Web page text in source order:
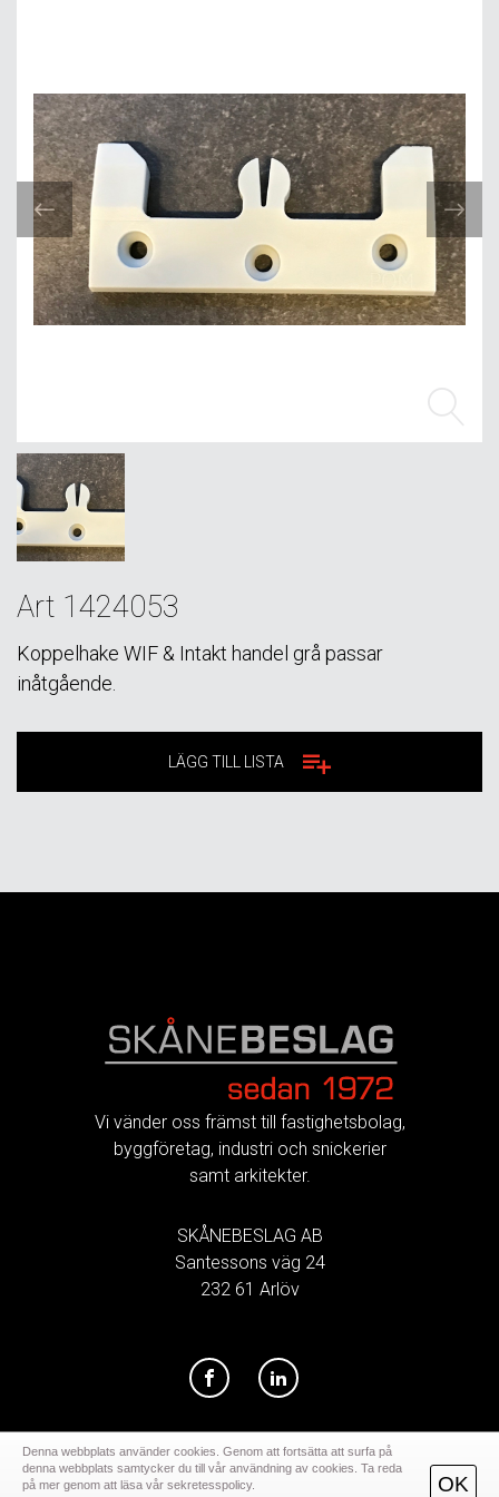
Art 1424053
Koppelhake WIF & Intakt handel grå passar
inåtgående.
LÄGG TILL LISTA
Vi vänder oss främst till fastighetsbolag,
byggföretag, industri och snickerier
samt arkitekter.
SKÅNEBESLAG AB
Santessons väg 24
232 61 Arlöv
Denna webbplats använder cookies. Genom att fortsätta att surfa på
denna webbplats samtycker du till vår användning av cookies. Ta reda
på mer genom att läsa vår sekretesspolicy.
OK